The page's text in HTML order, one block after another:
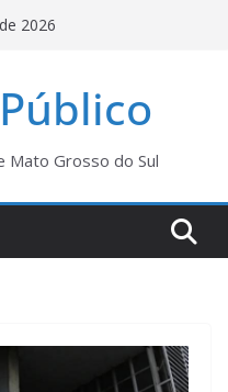
2026
Mato Grosso do Sul